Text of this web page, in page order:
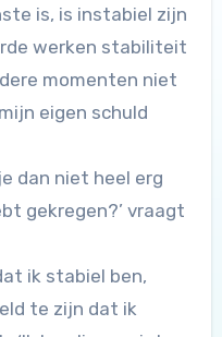
is, is instabiel zijn
werken stabiliteit
momenten niet
eigen schuld
dan niet heel erg
gekregen?’ vraagt
ik stabiel ben,
te zijn dat ik